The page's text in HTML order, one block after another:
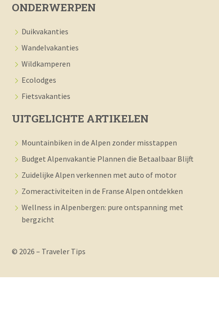
ONDERWERPEN
Duikvakanties
Wandelvakanties
Wildkamperen
Ecolodges
Fietsvakanties
UITGELICHTE ARTIKELEN
Mountainbiken in de Alpen zonder misstappen
Budget Alpenvakantie Plannen die Betaalbaar Blijft
Zuidelijke Alpen verkennen met auto of motor
Zomeractiviteiten in de Franse Alpen ontdekken
Wellness in Alpenbergen: pure ontspanning met
bergzicht
© 2026 – Traveler Tips